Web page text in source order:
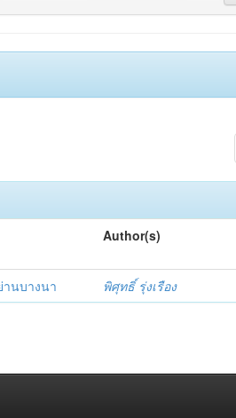
Author(s)
นบางนา พิศุทธิ์ รุ่งเรือง